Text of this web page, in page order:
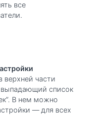
все
верхней части
выпадающий список
В нем можно
— для всех